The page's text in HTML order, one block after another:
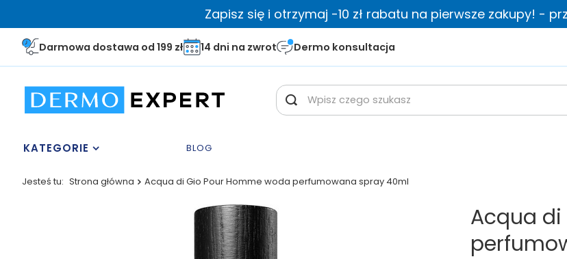
Zapisz się i otrzymaj -10 zł rabatu na pierwsze zakupy! -
Darmowa dostawa od 199 zł 14 dni na zwrot Dermo konsultacja
KATEGORIE BLOG
Jesteś tu: Strona główna Acqua di Gio Pour Homme woda perfumowana spray 40ml
Acqua di